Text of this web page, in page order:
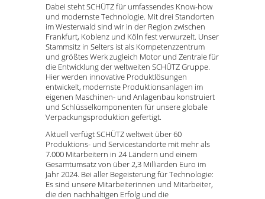
Dabei steht SCHÜTZ für umfassendes Know-how
und modernste Technologie. Mit drei Standorten
im Westerwald sind wir in der Region zwischen
Frankfurt, Koblenz und Köln fest verwurzelt. Unser
Stammsitz in Selters ist als Kompetenzzentrum
und größtes Werk zugleich Motor und Zentrale für
die Entwicklung der weltweiten SCHÜTZ Gruppe.
Hier werden innovative Produktlösungen
entwickelt, modernste Produktionsanlagen im
eigenen Maschinen- und Anlagenbau konstruiert
und Schlüsselkomponenten für unsere globale
Verpackungsproduktion gefertigt.
Aktuell verfügt SCHÜTZ weltweit über 60
Produktions- und Servicestandorte mit mehr als
7.000 Mitarbeitern in 24 Ländern und einem
Gesamtumsatz von über 2,3 Milliarden Euro im
Jahr 2024. Bei aller Begeisterung für Technologie:
Es sind unsere Mitarbeiterinnen und Mitarbeiter,
die den nachhaltigen Erfolg und die